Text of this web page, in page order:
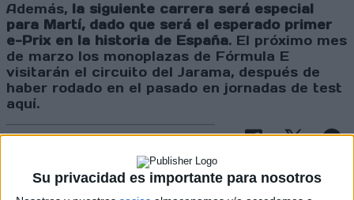
Su privacidad es importante para nosotros
Además, la siguiente carrera será especial
para Martí, dado que será el esperado primer
e-Prix en la historia de España. El próximo mes
de marzo los monoplazas de Fórmula E
visitarán el circuito del Jarama, después de
haber rodado en el pasado en jornadas de test
aquí.
No hay más noticias en esta categoría.